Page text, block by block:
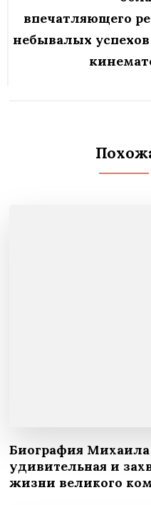
впечатляющего
небывалых
Биография
удивительная и
жизни великого